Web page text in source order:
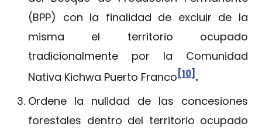
(BPP) con la finalidad de excluir de la
misma el territorio ocupado
tradicionalmente por la Comunidad
Nativa Kichwa Puerto Franco [10] .
Ordene la nulidad de las concesiones
forestales dentro del territorio ocupado